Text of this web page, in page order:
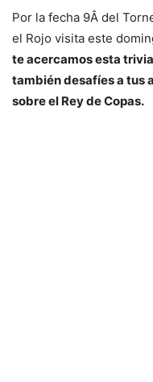
Por la fecha 9Â del
el Rojo visita este
te acercamos esta
también desafíes a tus
sobre el Rey de Copas.